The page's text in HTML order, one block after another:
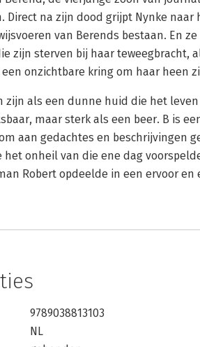
Direct na zijn dood grijpt Nynke naar
van Berends bestaan. En
zijn sterven bij haar teweegbracht,
onzichtbare kring om haar heen
zijn als een dunne huid die het
maar sterk als een beer. B is
aan gedachtes en beschrijvingen
het onheil van die ene dag
Robert opdeelde in een ervoor en
9789038813103
NL